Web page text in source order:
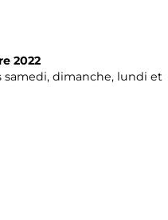
2022
samedi, dimanche, lundi et